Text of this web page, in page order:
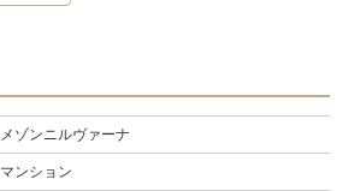
メゾンニルヴァーナ
マンション